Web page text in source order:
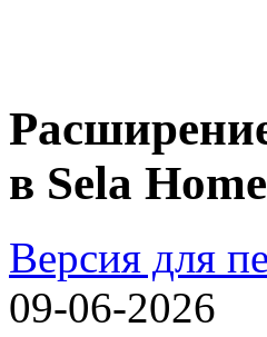
в Sela Home
Версия для
09-06-2026